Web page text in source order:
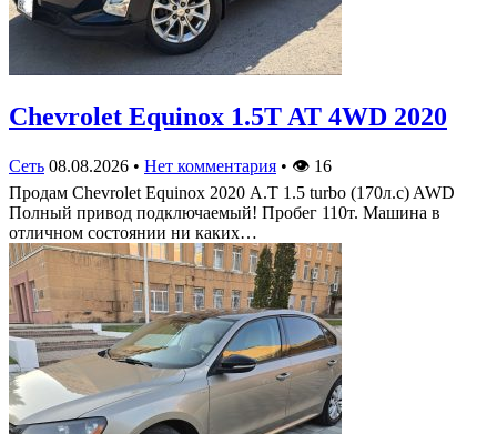
Chevrolet Equinox 1.5T AT 4WD 2020
Сеть 08.08.2026 • Нет комментария • 👁 16
Продам Chevrolet Equinox 2020 А.Т 1.5 turbo (170л.с) AWD
Полный привод подключаемый! Пробег 110т. Машина в
отличном состоянии ни каких…